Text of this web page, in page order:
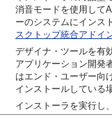
消音モードを使用して
ーのシステムにインス
スクトップ統合アドイ
デザイナ・ツールを有
アプリケーション開発
はエンド・ユーザー向
インストールしている
インストーラを実行し